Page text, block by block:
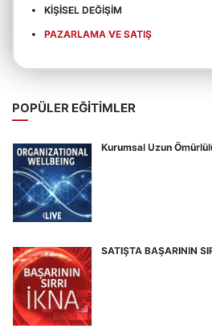
KIŞISEL DEĞIŞIM
PAZARLAMA VE SATIŞ
POPÜLER EĞITIMLER
Kurumsal Uzun
SATIŞTA BAŞARININ